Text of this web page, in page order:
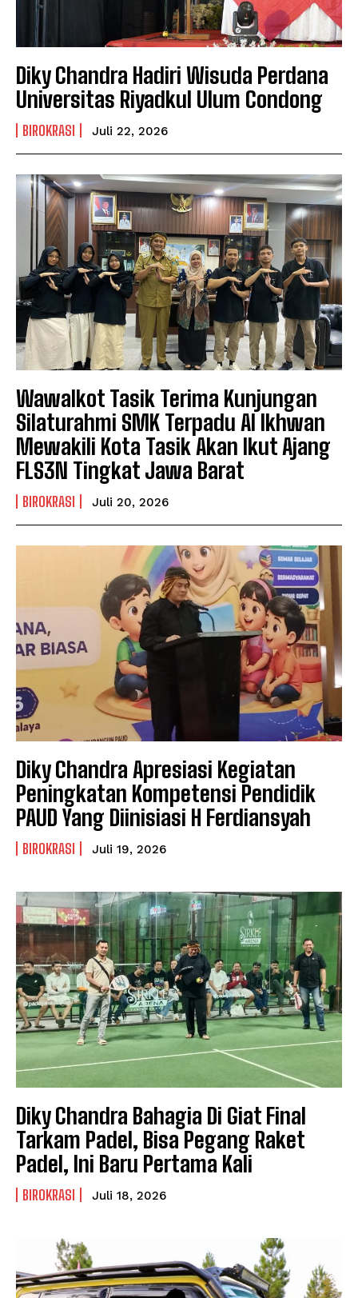
Diky Chandra Hadiri Wisuda Perdana
Universitas Riyadkul Ulum Condong
BIROKRASI Juli 22, 2026
Wawalkot Tasik Terima Kunjungan
Silaturahmi SMK Terpadu Al Ikhwan
Mewakili Kota Tasik Akan Ikut Ajang
FLS3N Tingkat Jawa Barat
BIROKRASI Juli 20, 2026
Diky Chandra Apresiasi Kegiatan
Peningkatan Kompetensi Pendidik
PAUD Yang Diinisiasi H Ferdiansyah
BIROKRASI Juli 19, 2026
Diky Chandra Bahagia Di Giat Final
Tarkam Padel, Bisa Pegang Raket
Padel, Ini Baru Pertama Kali
BIROKRASI Juli 18, 2026